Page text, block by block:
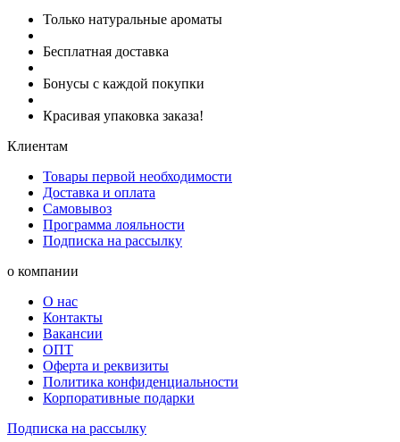
Только натуральные ароматы
Бесплатная доставка
Бонусы с каждой покупки
Красивая упаковка заказа!
Клиентам
Товары первой необходимости
Доставка и оплата
Самовывоз
Программа лояльности
Подписка на рассылку
о компании
О нас
Контакты
Вакансии
ОПТ
Оферта и реквизиты
Политика конфиденциальности
Корпоративные подарки
Подписка на рассылку